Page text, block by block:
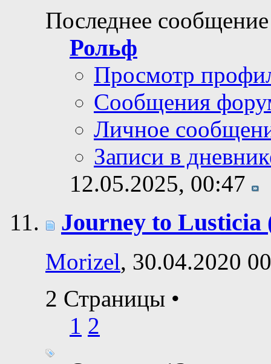
Последнее
Рольф
Просмотр
Сообщения
Личное
Записи в
12.05.2025, 00:47
Journey to Lusticia
Morizel, 30.04.2020
2 Страницы •
1 2